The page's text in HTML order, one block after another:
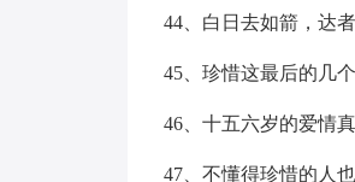
44、白日去如箭，达者
45、珍惜这最后的几
46、十五六岁的爱情
47、不懂得珍惜的人